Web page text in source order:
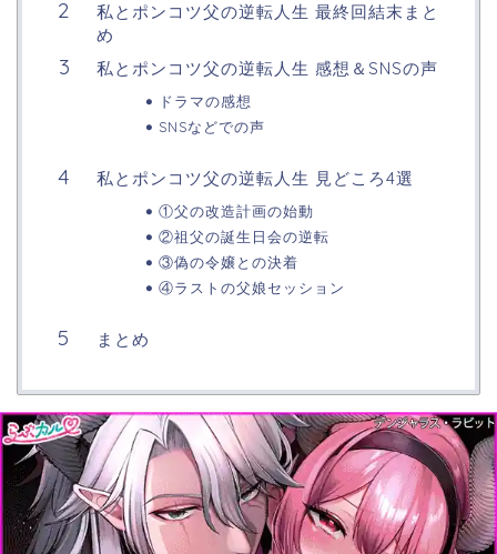
私とポンコツ父の逆転人生 最終回結末まと
め
私とポンコツ父の逆転人生 感想＆SNSの声
ドラマの感想
SNSなどでの声
私とポンコツ父の逆転人生 見どころ4選
①父の改造計画の始動
②祖父の誕生日会の逆転
③偽の令嬢との決着
④ラストの父娘セッション
まとめ